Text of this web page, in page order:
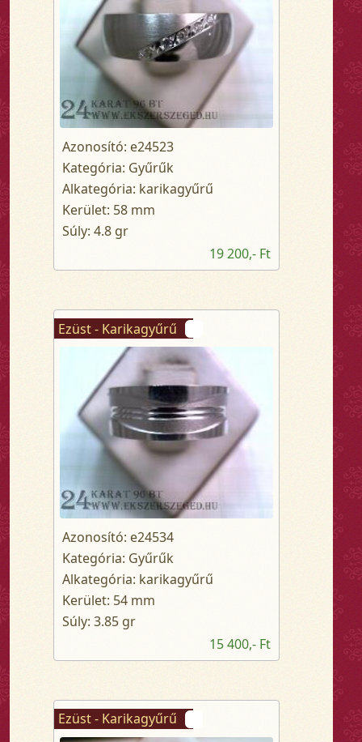
Azonosító: e24523
Kategória: Gyűrűk
Alkategória: karikagyűrű
Kerület: 58 mm
Súly: 4.8 gr
19 200,- Ft
Ezüst - Karikagyűrű
Azonosító: e24534
Kategória: Gyűrűk
Alkategória: karikagyűrű
Kerület: 54 mm
Súly: 3.85 gr
15 400,- Ft
Ezüst - Karikagyűrű